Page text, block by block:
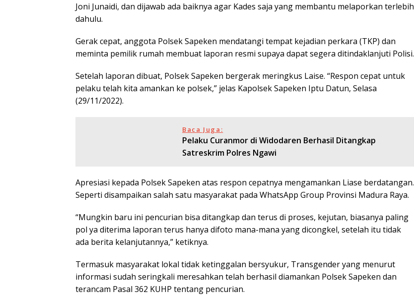
Joni Junaidi, dan dijawab ada baiknya agar Kades saja yang membantu melaporkan terlebih
dahulu.
Gerak cepat, anggota Polsek Sapeken mendatangi tempat kejadian perkara (TKP) dan
meminta pemilik rumah membuat laporan resmi supaya dapat segera ditindaklanjuti Polisi.
Setelah laporan dibuat, Polsek Sapeken bergerak meringkus Laise. “Respon cepat untuk
pelaku telah kita amankan ke polsek,” jelas Kapolsek Sapeken Iptu Datun, Selasa
(29/11/2022).
Baca Juga:
Pelaku Curanmor di Widodaren Berhasil Ditangkap
Satreskrim Polres Ngawi
Apresiasi kepada Polsek Sapeken atas respon cepatnya mengamankan Liase berdatangan.
Seperti disampaikan salah satu masyarakat pada WhatsApp Group Provinsi Madura Raya.
“Mungkin baru ini pencurian bisa ditangkap dan terus di proses, kejutan, biasanya paling
pol ya diterima laporan terus hanya difoto mana-mana yang dicongkel, setelah itu tidak
ada berita kelanjutannya,” ketiknya.
Termasuk masyarakat lokal tidak ketinggalan bersyukur, Transgender yang menurut
informasi sudah seringkali meresahkan telah berhasil diamankan Polsek Sapeken dan
terancam Pasal 362 KUHP tentang pencurian.